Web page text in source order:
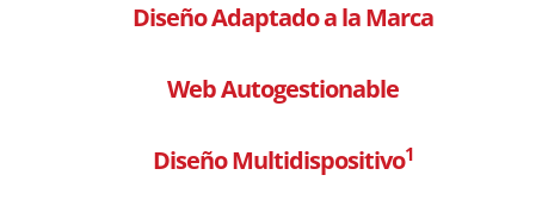
Diseño Adaptado a la Marca
Web Autogestionable
Diseño Multidispositivo1